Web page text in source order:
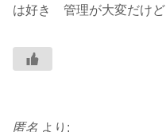
は好き 管理が大変だけど
匿名 より: